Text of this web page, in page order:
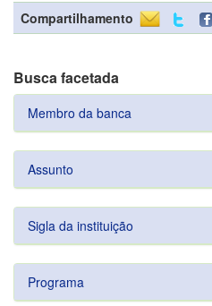
Compartilhamento
Busca facetada
Membro da banca
Assunto
Sigla da instituição
Programa